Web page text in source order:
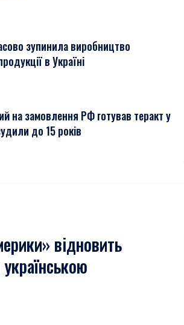
зупинила виробництво
в Україні
на замовлення РФ готував теракт у
до 15 років
відновить